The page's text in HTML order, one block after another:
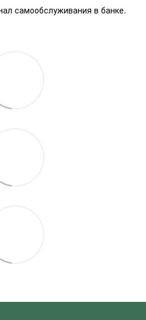
самообслуживания в банке.